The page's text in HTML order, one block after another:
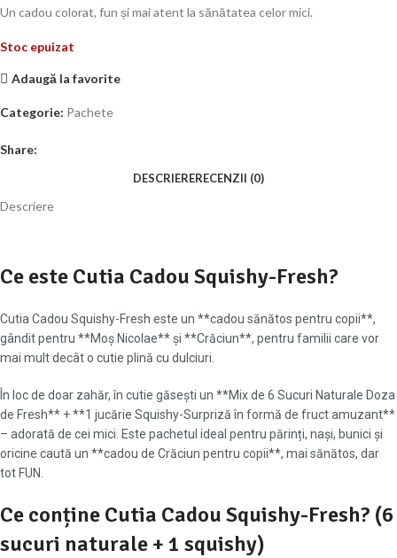
Un cadou colorat, fun și mai atent la sănătatea celor mici.
Stoc epuizat
Adaugă la favorite
Categorie: Pachete
Share:
DESCRIERERECENZII (0)
Descriere
Ce este Cutia Cadou Squishy-Fresh?
Cutia Cadou Squishy-Fresh este un **cadou sănătos pentru copii**,
gândit pentru **Moș Nicolae** și **Crăciun**, pentru familii care vor
mai mult decât o cutie plină cu dulciuri.
În loc de doar zahăr, în cutie găsești un **Mix de 6 Sucuri Naturale Doza
de Fresh** + **1 jucărie Squishy-Surpriză în formă de fruct amuzant**
– adorată de cei mici. Este pachetul ideal pentru părinți, nași, bunici și
oricine caută un **cadou de Crăciun pentru copii**, mai sănătos, dar
tot FUN.
Ce conține Cutia Cadou Squishy-Fresh? (6
sucuri naturale + 1 squishy)